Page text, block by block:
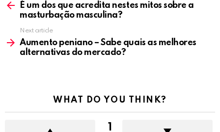
moreÉ um dos que acredita nestes mitos sobre a
masturbação masculina?
Next article
Aumento peniano – Sabe quais as melhores
alternativas do mercado?
WHAT DO YOU THINK?